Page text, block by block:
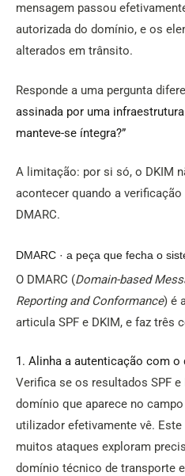
mensagem passou
autorizada do domínio, e os
alterados em trânsito.
Responde a uma pergunta
assinada por uma
manteve-se íntegra?”
A limitação: por si só, o DKIM
acontecer quando a
DMARC.
DMARC · a peça que fecha o
O DMARC (Domain-based
Reporting and Conformance) é
articula SPF e DKIM, e faz três
1. Alinha a autenticação com
Verifica se os resultados SPF
domínio que aparece no campo
utilizador efetivamente vê.
muitos ataques exploram
domínio técnico de transporte